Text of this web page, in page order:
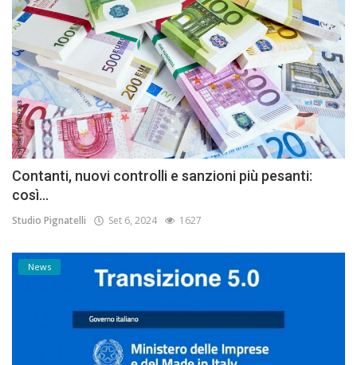
Contanti, nuovi controlli e sanzioni più pesanti:
così...
Studio Pignatelli Set 6, 2024 1627
News